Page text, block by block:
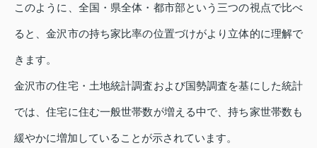
このように、全国・県全体・都市部という三つの視点で比べ
ると、金沢市の持ち家比率の位置づけがより立体的に理解で
きます。
金沢市の住宅・土地統計調査および国勢調査を基にした統計
では、住宅に住む一般世帯数が増える中で、持ち家世帯数も
緩やかに増加していることが示されています。